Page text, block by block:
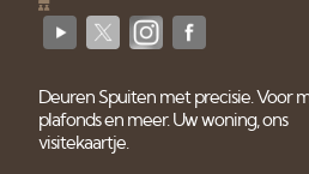
Deuren Spuiten met precisie. Voor
plafonds en meer. Uw woning, ons
visitekaartje.